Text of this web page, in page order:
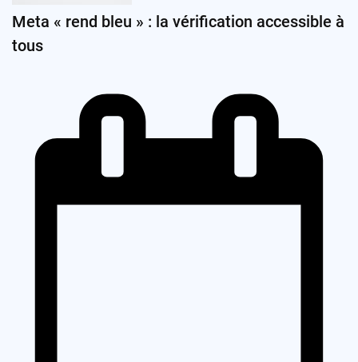
Meta « rend bleu » : la vérification accessible à
tous